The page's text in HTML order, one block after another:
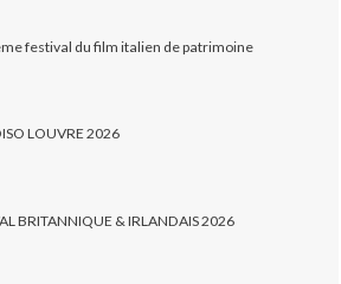
festival du film italien de patrimoine
LOUVRE 2026
BRITANNIQUE & IRLANDAIS 2026